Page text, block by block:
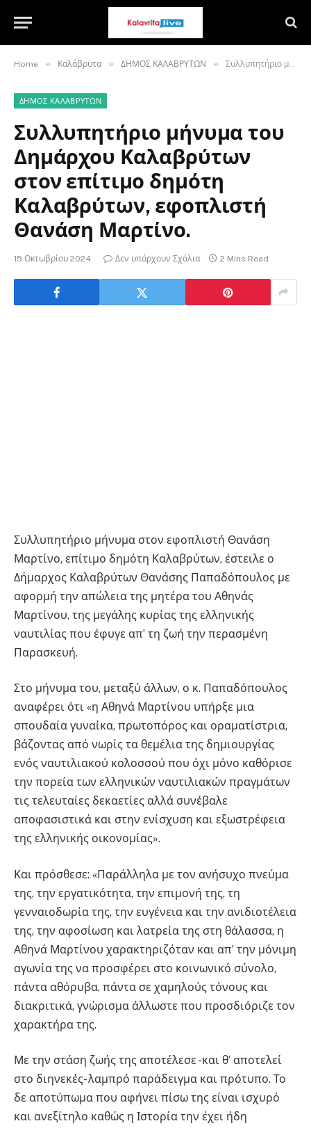
Home » Καλάβρυτα » ΔΗΜΟΣ ΚΑΛΑΒΡΥΤΩΝ » Συλλυπητήριο μήνυμα του Δημάρχου Καλαβρύτων στον επίτιμο δημότη Καλαβρύτων, εφοπλιστή Θανάση Μαρτίνο.
ΔΗΜΟΣ ΚΑΛΑΒΡΥΤΩΝ
Συλλυπητήριο μήνυμα του
Δημάρχου Καλαβρύτων
στον επίτιμο δημότη
Καλαβρύτων, εφοπλιστή
Θανάση Μαρτίνο.
15 Οκτωβρίου 2024 Δεν υπάρχουν Σχόλια 2 Mins Read
Συλλυπητήριο μήνυμα στον εφοπλιστή Θανάση
Μαρτίνο, επίτιμο δημότη Καλαβρύτων, έστειλε ο
Δήμαρχος Καλαβρύτων Θανάσης Παπαδόπουλος με
αφορμή την απώλεια της μητέρα του Αθηνάς
Μαρτίνου, της μεγάλης κυρίας της ελληνικής
ναυτιλίας που έφυγε απ’ τη ζωή την περασμένη
Παρασκευή.
Στο μήνυμα του, μεταξύ άλλων, ο κ. Παπαδόπουλος
αναφέρει ότι «η Αθηνά Μαρτίνου υπήρξε μια
σπουδαία γυναίκα, πρωτοπόρος και οραματίστρια,
βάζοντας από νωρίς τα θεμέλια της δημιουργίας
ενός ναυτιλιακού κολοσσού που όχι μόνο καθόρισε
την πορεία των ελληνικών ναυτιλιακών πραγμάτων
τις τελευταίες δεκαετίες αλλά συνέβαλε
αποφασιστικά και στην ενίσχυση και εξωστρέφεια
της ελληνικής οικονομίας».
Και πρόσθεσε: «Παράλληλα με τον ανήσυχο πνεύμα
της, την εργατικότητα, την επιμονή της, τη
γενναιοδωρία της, την ευγένεια και την ανιδιοτέλεια
της, την αφοσίωση και λατρεία της στη θάλασσα, η
Αθηνά Μαρτίνου χαρακτηριζόταν και απ’ την μόνιμη
αγωνία της να προσφέρει στο κοινωνικό σύνολο,
πάντα αθόρυβα, πάντα σε χαμηλούς τόνους και
διακριτικά, γνώρισμα άλλωστε που προσδιόριζε τον
χαρακτήρα της.
Με την στάση ζωής της αποτέλεσε -και θ’ αποτελεί
στο διηνεκές- λαμπρό παράδειγμα και πρότυπο. Το
δε αποτύπωμα που αφήνει πίσω της είναι ισχυρό
και ανεξίτηλο καθώς η Ιστορία την έχει ήδη